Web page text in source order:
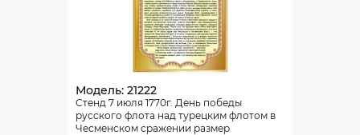
Модель: 21222
Стенд 7 июля 1770г. День победы
русского флота над турецким флотом в
Чесменском сражении размер